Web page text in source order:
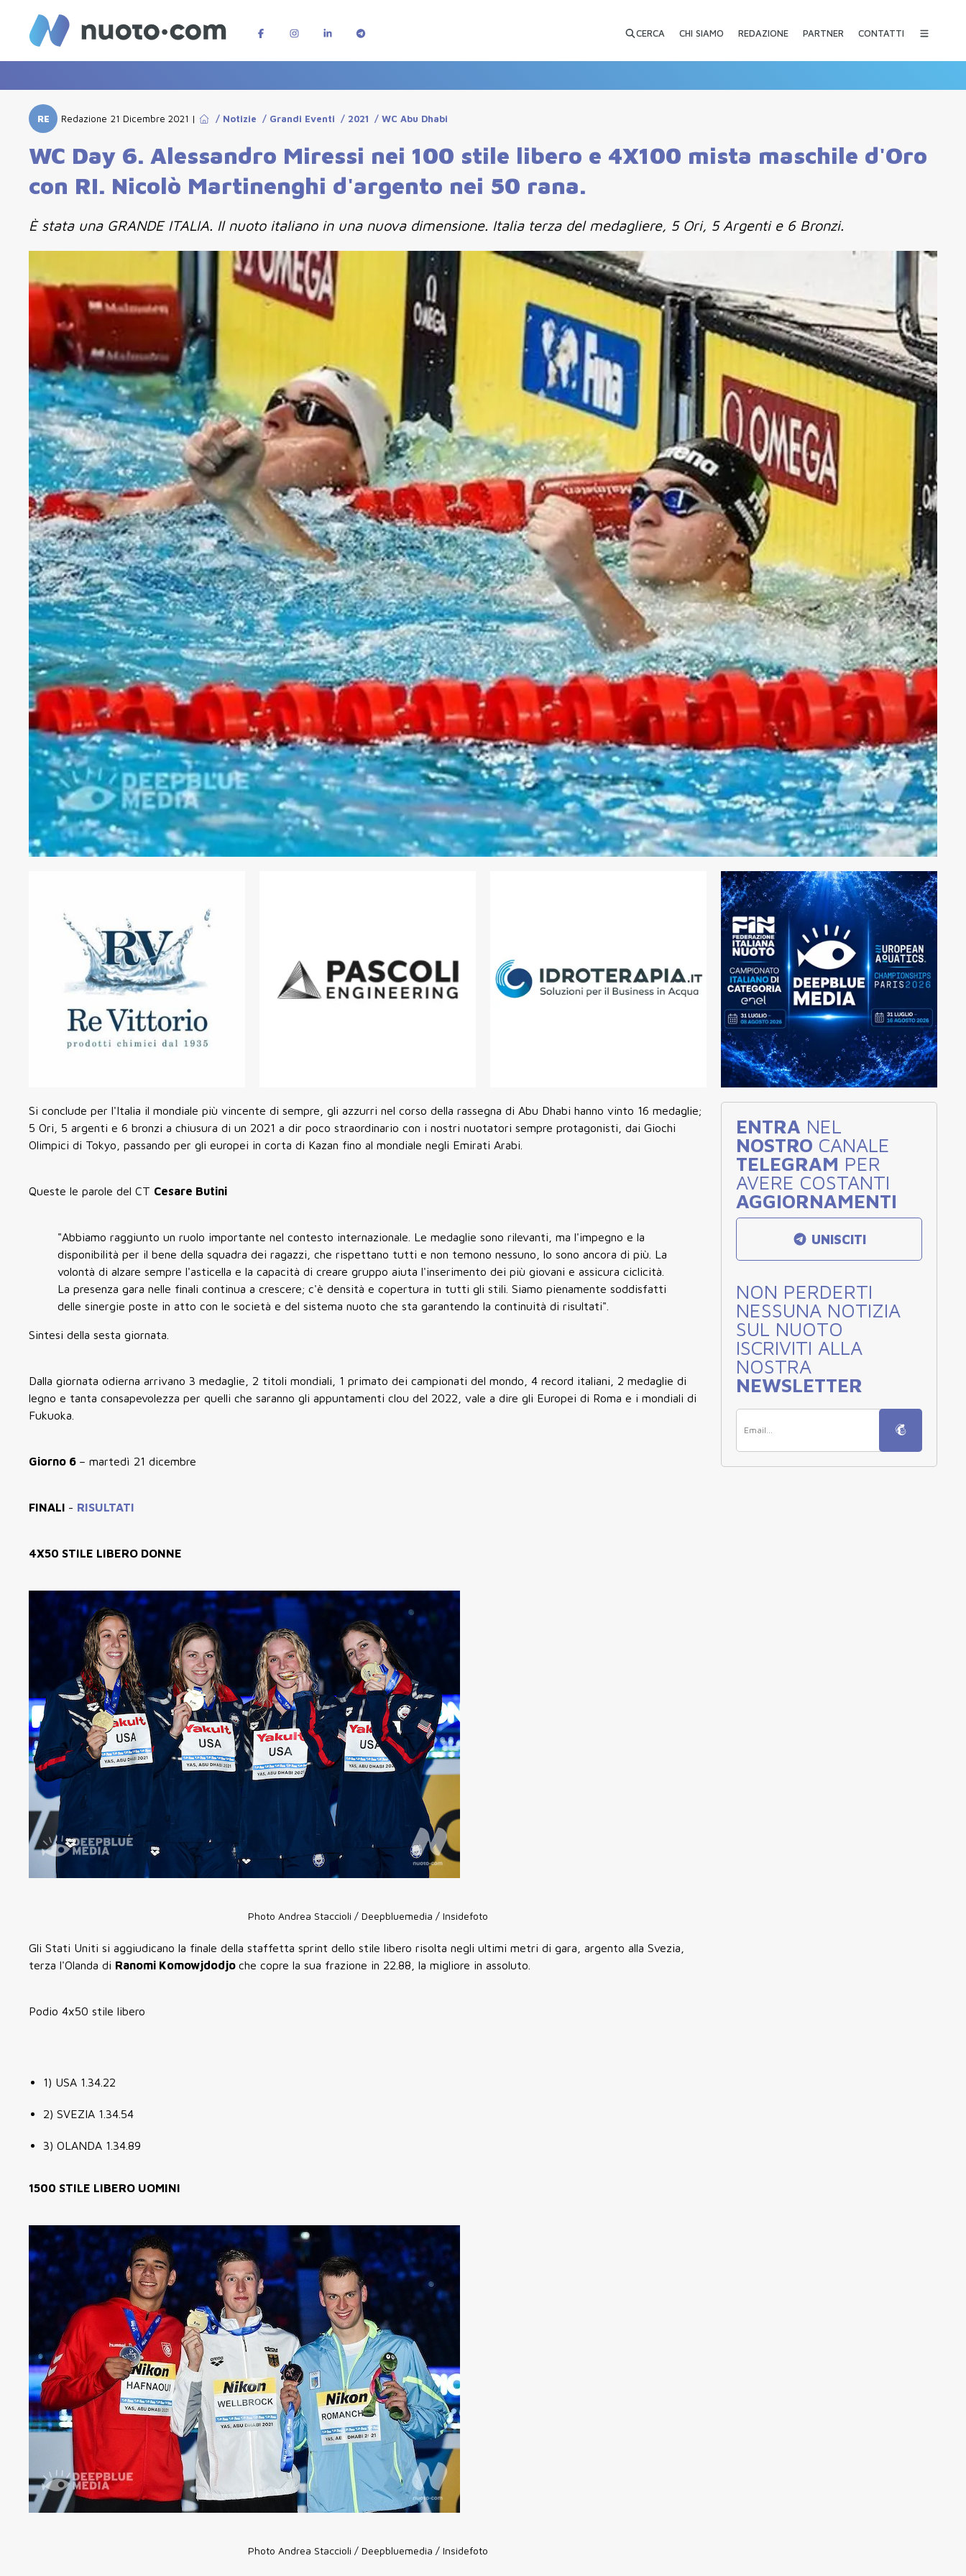
CERCA CHI SIAMO REDAZIONE PARTNER CONTATTI
RE Redazione 21 Dicembre 2021 | / Notizie / Grandi Eventi / 2021 /WC Abu Dhabi
WC Day 6. Alessandro Miressi nei 100 stile libero e 4X100 mista maschile d'Oro
con RI. Nicolò Martinenghi d'argento nei 50 rana.
È stata una GRANDE ITALIA. Il nuoto italiano in una nuova dimensione. Italia terza del medagliere, 5 Ori, 5 Argenti e 6 Bronzi.
Si conclude per l'Italia il mondiale più vincente di sempre, gli azzurri nel corso della rassegna di Abu Dhabi hanno vinto 16 medaglie;
5 Ori, 5 argenti e 6 bronzi a chiusura di un 2021 a dir poco straordinario con i nostri nuotatori sempre protagonisti, dai Giochi
Olimpici di Tokyo, passando per gli europei in corta di Kazan fino al mondiale negli Emirati Arabi.
Queste le parole del CT Cesare Butini
"Abbiamo raggiunto un ruolo importante nel contesto internazionale. Le medaglie sono rilevanti, ma l'impegno e la
disponibilità per il bene della squadra dei ragazzi, che rispettano tutti e non temono nessuno, lo sono ancora di più. La
volontà di alzare sempre l'asticella e la capacità di creare gruppo aiuta l'inserimento dei più giovani e assicura ciclicità.
La presenza gara nelle finali continua a crescere; c'è densità e copertura in tutti gli stili. Siamo pienamente soddisfatti
delle sinergie poste in atto con le società e del sistema nuoto che sta garantendo la continuità di risultati".
Sintesi della sesta giornata.
Dalla giornata odierna arrivano 3 medaglie, 2 titoli mondiali, 1 primato dei campionati del mondo, 4 record italiani, 2 medaglie di
legno e tanta consapevolezza per quelli che saranno gli appuntamenti clou del 2022, vale a dire gli Europei di Roma e i mondiali di
Fukuoka.
Giorno 6 – martedì 21 dicembre
FINALI - RISULTATI
4X50 STILE LIBERO DONNE
Photo Andrea Staccioli / Deepbluemedia / Insidefoto
Gli Stati Uniti si aggiudicano la finale della staffetta sprint dello stile libero risolta negli ultimi metri di gara, argento alla Svezia,
terza l'Olanda di Ranomi Komowjdodjo che copre la sua frazione in 22.88, la migliore in assoluto.
Podio 4x50 stile libero
1) USA 1.34.22
2) SVEZIA 1.34.54
3) OLANDA 1.34.89
1500 STILE LIBERO UOMINI
Photo Andrea Staccioli / Deepbluemedia / Insidefoto
ENTRA NEL
NOSTRO CANALE
TELEGRAM PER
AVERE COSTANTI
AGGIORNAMENTI
UNISCITI
NON PERDERTI
NESSUNA NOTIZIA
SUL NUOTO
ISCRIVITI ALLA
NOSTRA
NEWSLETTER